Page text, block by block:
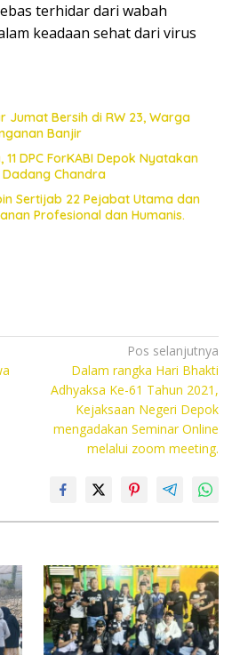
terhidar dari wabah
keadaan sehat dari virus
Jumat Bersih di RW 23, Warga
Banjir
DPC ForKABI Depok Nyatakan
Chandra
Sertijab 22 Pejabat Utama dan
Profesional dan Humanis.
Pos selanjutnya
Dalam rangka Hari Bhakti
Adhyaksa Ke-61 Tahun 2021,
Kejaksaan Negeri Depok
mengadakan Seminar Online
melalui zoom meeting.